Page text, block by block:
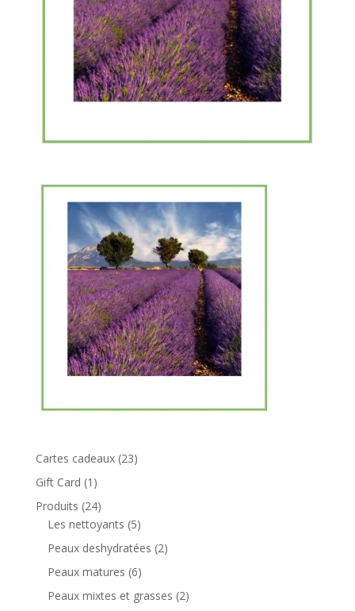
Cartes cadeaux 2323
Gift Card 1 1
produit
Produits 2424
produits
Les nettoyants 55
produits
Peaux deshydratées 22
Peaux matures 66
produits
Peaux mixtes et grasses 22